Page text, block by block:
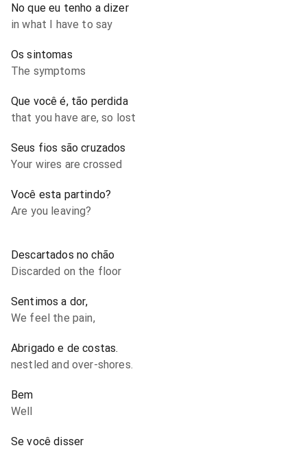
No que eu tenho a dizer
in what I have to say
Os sintomas
The symptoms
Que você é, tão perdida
that you have are, so lost
Seus fios são cruzados
Your wires are crossed
Você esta partindo?
Are you leaving?
Descartados no chão
Discarded on the floor
Sentimos a dor,
We feel the pain,
Abrigado e de costas.
nestled and over-shores.
Bem
Well
Se você disser